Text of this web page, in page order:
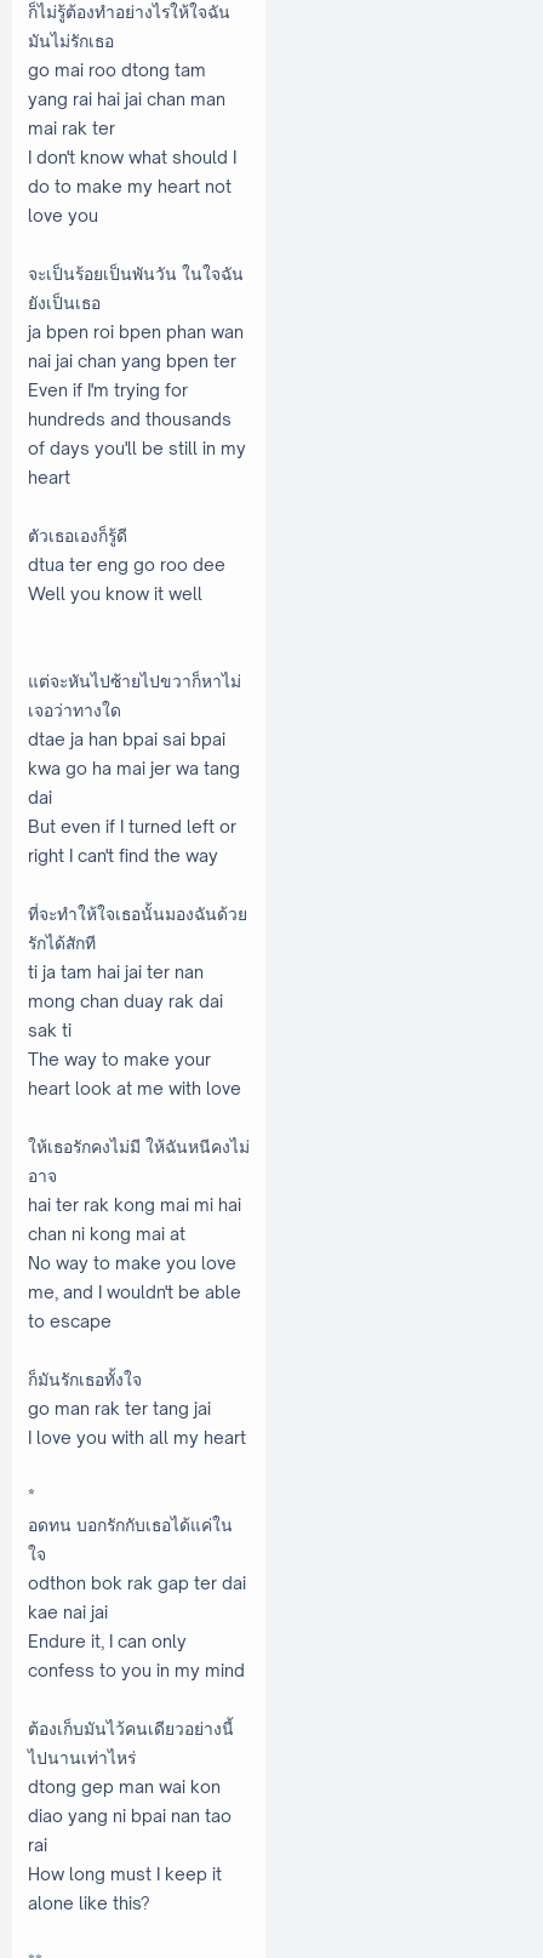
ก็ไม่รู้ต้องทำอย่างไรให้ใจฉัน
มันไม่รักเธอ
go mai roo dtong tam
yang rai hai jai chan man
mai rak ter
I don't know what should I
do to make my heart not
love you
จะเป็นร้อยเป็นพันวัน ในใจฉัน
ยังเป็นเธอ
ja bpen roi bpen phan wan
nai jai chan yang bpen ter
Even if I'm trying for
hundreds and thousands
of days you'll be still in my
heart
ตัวเธอเองก็รู้ดี
dtua ter eng go roo dee
Well you know it well
แต่จะหันไปซ้ายไปขวาก็หาไม่
เจอว่าทางใด
dtae ja han bpai sai bpai
kwa go ha mai jer wa tang
dai
But even if I turned left or
right I can't find the way
ที่จะทำให้ใจเธอนั้นมองฉันด้วย
รักได้สักที
ti ja tam hai jai ter nan
mong chan duay rak dai
sak ti
The way to make your
heart look at me with love
ให้เธอรักคงไม่มี ให้ฉันหนีคงไม่
อาจ
hai ter rak kong mai mi hai
chan ni kong mai at
No way to make you love
me, and I wouldn't be able
to escape
ก็มันรักเธอทั้งใจ
go man rak ter tang jai
I love you with all my heart
*
อดทน บอกรักกับเธอได้แค่ใน
ใจ
odthon bok rak gap ter dai
kae nai jai
Endure it, I can only
confess to you in my mind
ต้องเก็บมันไว้คนเดียวอย่างนี้
ไปนานเท่าไหร่
dtong gep man wai kon
diao yang ni bpai nan tao
rai
How long must I keep it
alone like this?